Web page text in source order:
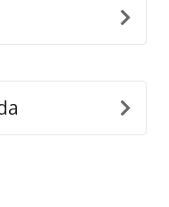
esforço,
prioriza rapidez
envio e garante